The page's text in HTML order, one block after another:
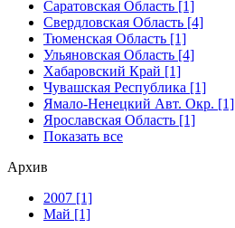
Саратовская Область [1]
Свердловская Область [4]
Тюменская Область [1]
Ульяновская Область [4]
Хабаровский Край [1]
Чувашская Республика [1]
Ямало-Ненецкий Авт. Окр. [1]
Ярославская Область [1]
Показать все
Архив
2007 [1]
Май [1]